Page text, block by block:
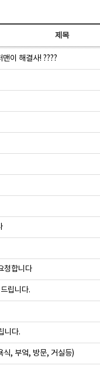
제목
이 해결사! ????
청합니다
립니다.
니다.
식, 부엌, 방문, 거실등)